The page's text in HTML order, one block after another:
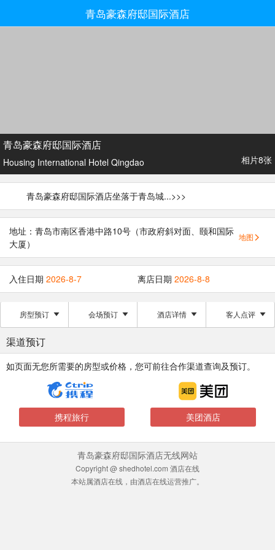
青岛豪森府邸国际酒店
青岛豪森府邸国际酒店
Housing International Hotel Qingdao 相片8张
青岛豪森府邸国际酒店坐落于青岛城...>>>
地址：青岛市南区香港中路10号（市政府斜对面、颐和国际
大厦）
地图
入住日期 2026-8-7 离店日期 2026-8-8
房型预订 会场预订 酒店详情 客人点评
渠道预订
如页面无您所需要的房型或价格，您可前往合作渠道查询及预订。
携程旅行 美团酒店
青岛豪森府邸国际酒店无线网站
Copyright @ shedhotel.com 酒店在线
本站属酒店在线，由酒店在线运营推广。